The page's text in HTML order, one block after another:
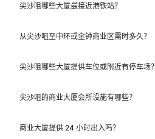
尖沙咀哪些大厦最接近港铁站？
从尖沙咀至中环或金钟商业区需时多久？
尖沙咀哪些大厦提供车位或附近有停车场？
尖沙咀的商业大厦会所设施有哪些？
商业大厦提供 24 小时出入吗？